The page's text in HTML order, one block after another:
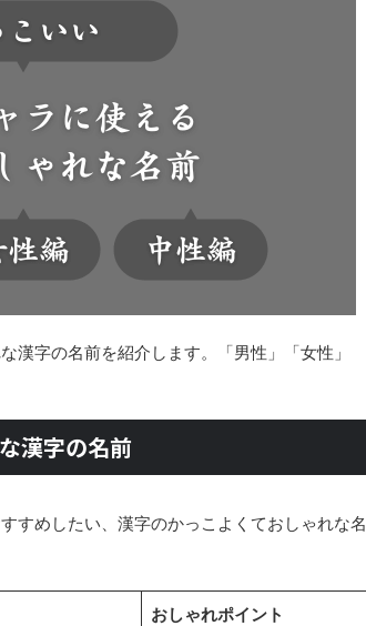
漢字の名前を紹介します。「男性」「女性」
漢字の名前
すめしたい、漢字のかっこよくておしゃれな名
おしゃれポイント